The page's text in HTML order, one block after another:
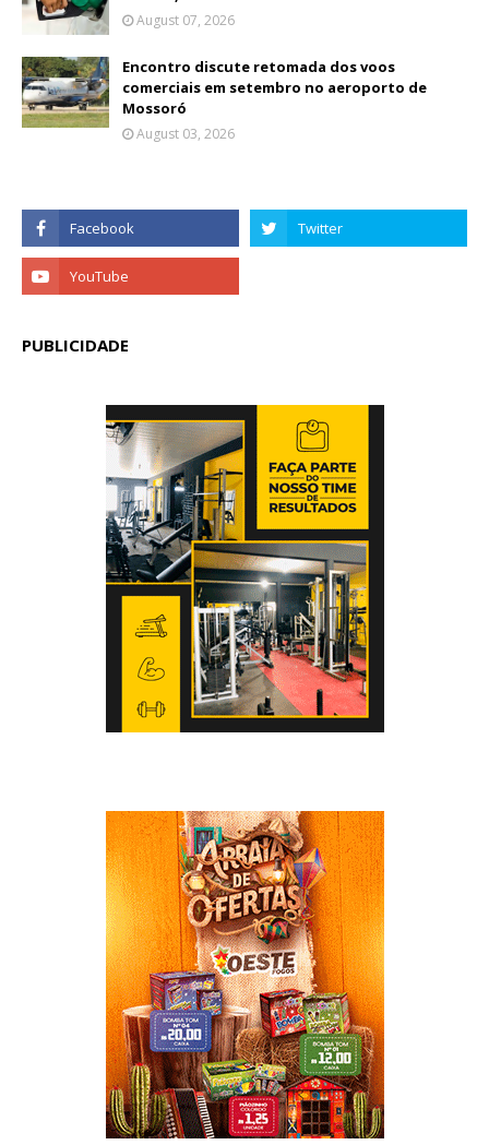
August 07, 2026
Encontro discute retomada dos voos
comerciais em setembro no aeroporto de
Mossoró
August 03, 2026
PUBLICIDADE